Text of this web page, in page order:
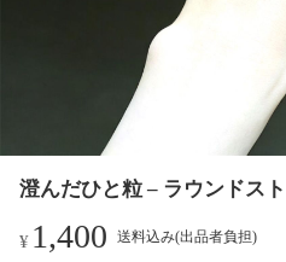
澄んだひと粒 – ラウンドス
¥ 1,400 送料込み(出品者負担)